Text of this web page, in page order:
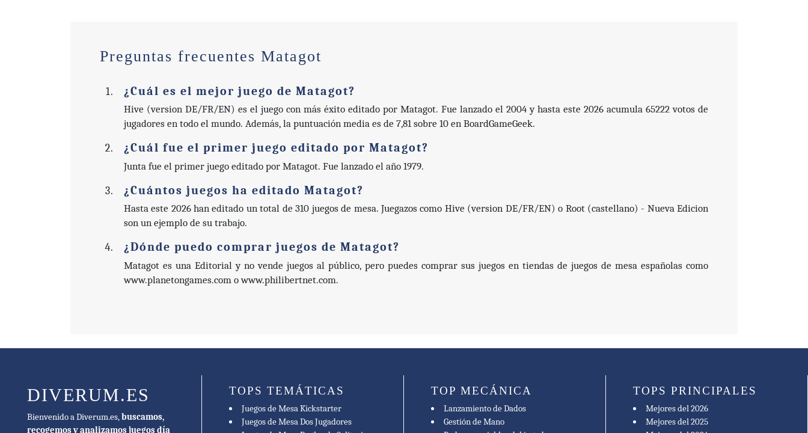
Preguntas frecuentes Matagot
¿Cuál es el mejor juego de Matagot?
Hive (version DE/FR/EN) es el juego con más éxito editado por Matagot. Fue lanzado el 2004 y hasta este 2026 acumula 65222 votos de
jugadores en todo el mundo. Además, la puntuación media es de 7,81 sobre 10 en BoardGameGeek.
¿Cuál fue el primer juego editado por Matagot?
Junta fue el primer juego editado por Matagot. Fue lanzado el año 1979.
¿Cuántos juegos ha editado Matagot?
Hasta este 2026 han editado un total de 310 juegos de mesa. Juegazos como Hive (version DE/FR/EN) o Root (castellano) - Nueva Edicion
son un ejemplo de su trabajo.
¿Dónde puedo comprar juegos de Matagot?
Matagot es una Editorial y no vende juegos al público, pero puedes comprar sus juegos en tiendas de juegos de mesa españolas como
www.planetongames.com o www.philibertnet.com.
DIVERUM.ES
Bienvenido a Diverum.es,buscamos,
recogemos y analizamos juegos día
TOPS TEMÁTICAS
Juegos de Mesa Kickstarter
Juegos de Mesa Dos Jugadores
TOP MECÁNICA
Lanzamiento de Dados
Gestión de Mano
TOPS PRINCIPALES
Mejores del 2026
Mejores del 2025